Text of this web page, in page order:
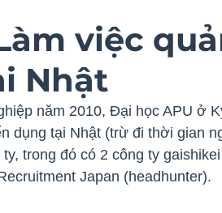
việc
Nhật
năm 2010, Đại học APU ở
dụng tại Nhật (trừ đi thời gian
trong đó có 2 công ty
Japan (headhunter).